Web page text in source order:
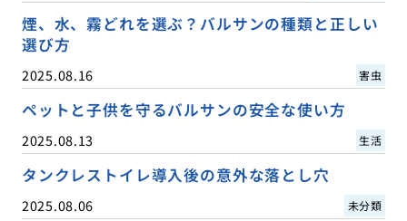
煙、水、霧どれを選ぶ？バルサンの種類と正しい
選び方
2025.08.16 害虫
ペットと子供を守るバルサンの安全な使い方
2025.08.13 生活
タンクレストイレ導入後の意外な落とし穴
2025.08.06 未分類